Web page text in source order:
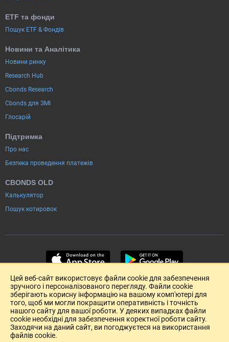
ETF та фонди
Пошук ETF & Фондів
Новини та Аналітика
Новини ринку
Research Hub
Cbonds Research
Cbonds для ЗМІ
Глосарій
Підтримка
Про нас
Безпека проведення платежів
CBONDS OLD
Калькулятор
Пошук котировок
Розміщення реклами
Цей веб-сайт використовує файли cookie для забезпечення
зручного і персоналізованого перегляду. Файли cookie
зберігають корисну інформацію на вашому комп'ютері для
того, щоб ми могли покращити оперативність і точність
нашого сайту для вашої роботи. У деяких випадках файли
cookie необхідні для забезпечення коректної роботи сайту.
Заходячи на даний сайт, ви погоджуєтеся на використання
файлів cookie.